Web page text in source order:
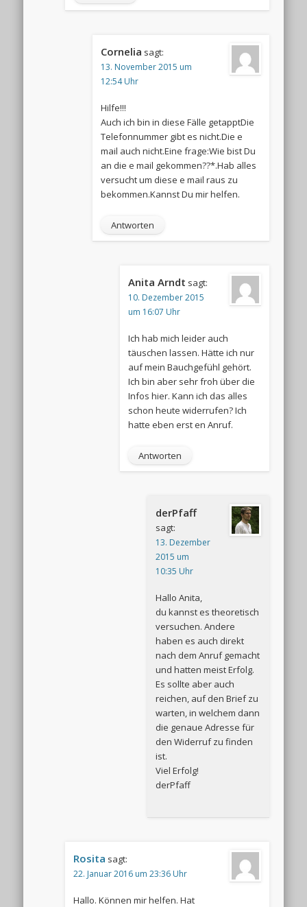
Cornelia sagt:
13. November 2015 um
12:54 Uhr
Hilfe!!!
Auch ich bin in diese Fälle getapptDie
Telefonnummer gibt es nicht.Die e
mail auch nicht.Eine frage:Wie bist Du
an die e mail gekommen??*.Hab alles
versucht um diese e mail raus zu
bekommen.Kannst Du mir helfen.
Antworten
Anita Arndt sagt:
10. Dezember 2015
um 16:07 Uhr
Ich hab mich leider auch
täuschen lassen. Hätte ich nur
auf mein Bauchgefühl gehört.
Ich bin aber sehr froh über die
Infos hier. Kann ich das alles
schon heute widerrufen? Ich
hatte eben erst en Anruf.
Antworten
derPfaff
sagt:
13. Dezember
2015 um
10:35 Uhr
Hallo Anita,
du kannst es theoretisch
versuchen. Andere
haben es auch direkt
nach dem Anruf gemacht
und hatten meist Erfolg.
Es sollte aber auch
reichen, auf den Brief zu
warten, in welchem dann
die genaue Adresse für
den Widerruf zu finden
ist.
Viel Erfolg!
derPfaff
Rosita sagt:
22. Januar 2016 um 23:36 Uhr
Hallo. Können mir helfen. Hat